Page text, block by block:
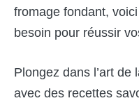
fromage fondant,
besoin pour réussir
Plongez dans l’art
avec des recettes